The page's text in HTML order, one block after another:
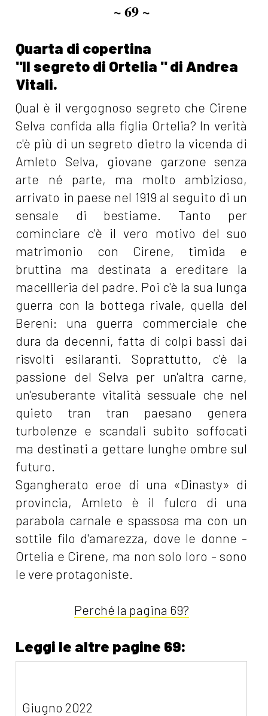
~ 69 ~
Quarta di copertina
"Il segreto di Ortelia " di Andrea
Vitali.
Qual è il vergognoso segreto che Cirene
Selva confida alla figlia Ortelia? In verità
c'è più di un segreto dietro la vicenda di
Amleto Selva, giovane garzone senza
arte né parte, ma molto ambizioso,
arrivato in paese nel 1919 al seguito di un
sensale di bestiame. Tanto per
cominciare c'è il vero motivo del suo
matrimonio con Cirene, timida e
bruttina ma destinata a ereditare la
macellleria del padre. Poi c'è la sua lunga
guerra con la bottega rivale, quella del
Bereni: una guerra commerciale che
dura da decenni, fatta di colpi bassi dai
risvolti esilaranti. Soprattutto, c'è la
passione del Selva per un'altra carne,
un'esuberante vitalità sessuale che nel
quieto tran tran paesano genera
turbolenze e scandali subito soffocati
ma destinati a gettare lunghe ombre sul
futuro.
Sgangherato eroe di una «Dinasty» di
provincia, Amleto è il fulcro di una
parabola carnale e spassosa ma con un
sottile filo d'amarezza, dove le donne -
Ortelia e Cirene, ma non solo loro - sono
le vere protagoniste.
Perché la pagina 69?
Leggi le altre pagine 69:
Giugno 2022